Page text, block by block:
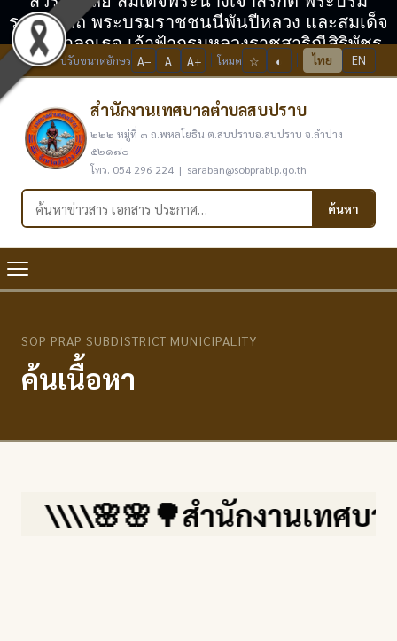
ราชินีนาถ พระบรมราชชนนีพันปีหลวง และสมเด็จ
พระเจ้าลูกเธอ เจ้าฟ้ากรมหลวงราชสาริณีสิริพัชร
มหาวัชรราชธิดา
ปรับขนาดอักษร A− A A+ โหมด ☆ ◐ ไทย EN
สำนักงานเทศบาลตำบลสบปราบ
๒๒๒ หมู่ที่ ๓ ถ.พหลโยธิน ต.สบปราบอ.สบปราบ จ.ลำปาง
๕๒๑๗๐
โทร. 054 296 224 | saraban@sobprablp.go.th
ค้นหาในเว็บไซต์ ค้นหา
SOP PRAP SUBDISTRICT MUNICIPALITY
ค้นเนื้อหา
\\\\🌸🌸🌳สำนักงานเทศบา